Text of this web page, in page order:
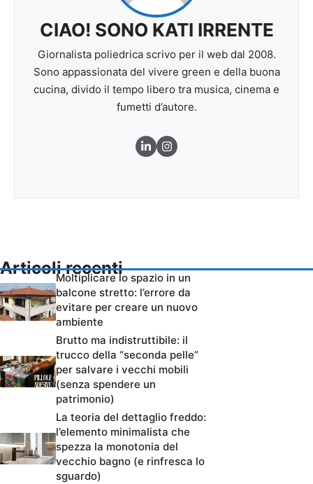
CIAO! SONO KATI IRRENTE
Giornalista poliedrica scrivo per il web dal 2008.
Sono appassionata del vivere green e della buona
cucina, divido il tempo libero tra musica, cinema e
fumetti d’autore.
Articoli recenti
Moltiplicare lo spazio in un
balcone stretto: l’errore da
evitare per creare un nuovo
ambiente
Brutto ma indistruttibile: il
trucco della “seconda pelle”
per salvare i vecchi mobili
(senza spendere un
patrimonio)
La teoria del dettaglio freddo:
l’elemento minimalista che
spezza la monotonia del
vecchio bagno (e rinfresca lo
sguardo)